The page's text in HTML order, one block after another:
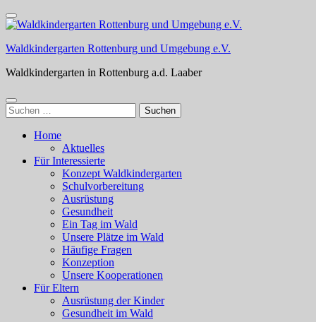
Zum
Inhalt
(Enter
Waldkindergarten Rottenburg und Umgebung e.V.
Waldkindergarten in Rottenburg a.d. Laaber
Suchen
nach:
Home
Aktuelles
Für Interessierte
Konzept Waldkindergarten
Schulvorbereitung
Ausrüstung
Gesundheit
Ein Tag im Wald
Unsere Plätze im Wald
Häufige Fragen
Konzeption
Unsere Kooperationen
Für Eltern
Ausrüstung der Kinder
Gesundheit im Wald